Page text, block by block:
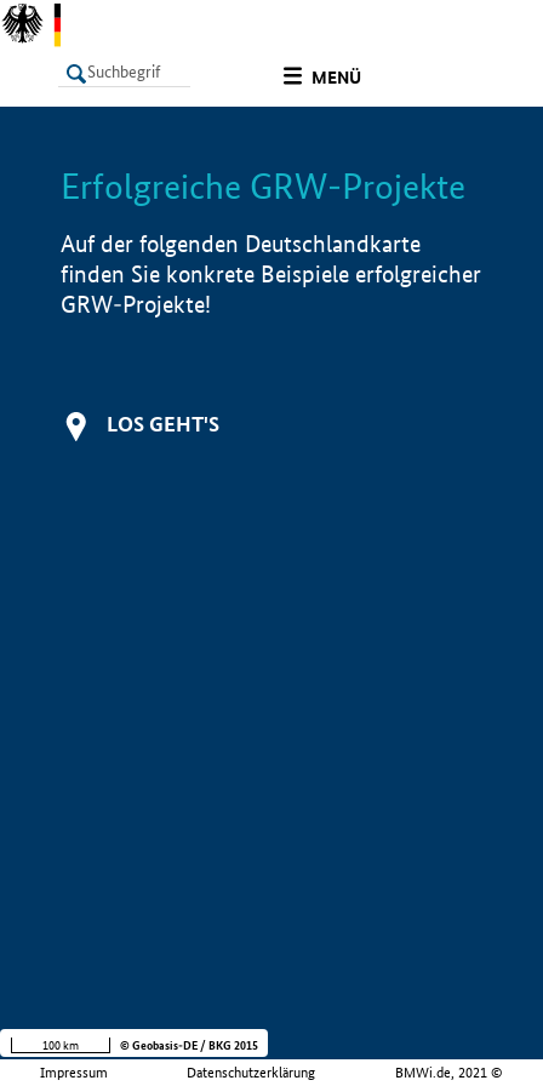
MENÜ
LISTE Info
Erfolgreiche GRW-Projekte
Auf der folgenden Deutschlandkarte
finden Sie konkrete Beispiele erfolgreicher
GRW-Projekte!
LOS GEHT'S
Impressum Datenschutzerklärung BMWi.de, 2021 ©
100 km © Geobasis-DE / BKG 2015